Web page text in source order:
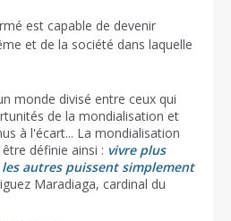
est capable de devenir
et de la société dans laquelle
monde divisé entre ceux qui
de la mondialisation et
à l'écart... La mondialisation
définie ainsi : vivre plus
autres puissent simplement
Maradiaga, cardinal du